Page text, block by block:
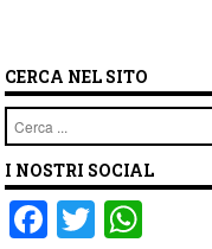
CERCA NEL SITO
Cerca
I NOSTRI SOCIAL
F T